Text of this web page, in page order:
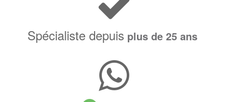
Spécialiste depuis plus de 25 ans